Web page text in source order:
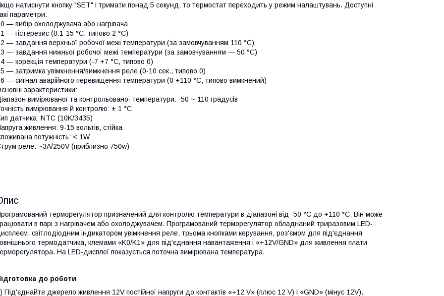
натиснути кнопку "SET" і тримати понад 5 секунд, то термостат переходить у режим налаштувань. Доступні
параметри:
— вибір охолоджувача або нагрівача
— гістерезис (0.1-15 °C, типово 2 °C)
— завдання верхньої робочої межі температури (за замовчуванням 110 °C)
— завдання нижньої робочої межі температури (за замовчуванням — 50 °C)
— корекція температури (-7 +7 °C, типово 0)
— затримка увімкнення/вимкнення реле (0-10 сек., типово 0)
— сигнал аварійного перевищення температури (0 +110 °C, типово вимкнений)
зарактеристики:
вимірюваної та контрольованої температури: -50 ~ 110 градусів
вимірювання й контролю: ± 1 °C
датчика: NTC (10K/3435)
живлення: 9-15 вольтів, стійка
потужність: < 1W
реле: ~3A/250V (приблизно 750w)
терморегулятор призначений для контролю температури в діапазоні від -50 °C до +110 °C. Він може
в парі з нагрівачем або охолоджувачем. Програмований терморегулятор обладнаний триразовим LED-
світлодіодним індикатором увімкнення реле, трьома кнопками керування, роз'ємом для під'єднання
термодатчика, клемами «K0/K1» для під'єднання навантаження і «+12V/GND» для живлення плати
На LED-дисплеї показується поточна вимірювана температура.
до роботи
Під'єднайте джерело живлення 12V постійної напруги до контактів «+12 V» (плюс 12 V) і «GND» (мінус 12V).